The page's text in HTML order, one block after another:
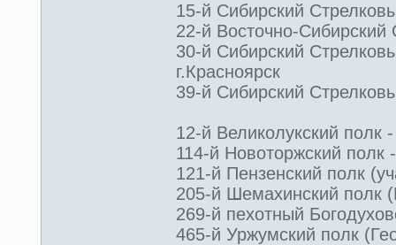
15-й Сибирский
22-й Восточно-Сибирский
30-й Сибирский
г.Красноярск
39-й Сибирский
12-й Великолукский полк -
114-й Новоторжский полк
121-й Пензенский полк
205-й Шемахинский полк
269-й пехотный
465-й Уржумский полк